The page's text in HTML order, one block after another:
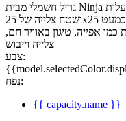
גריל חשמלי מבית Ninja הכולל ארבע עוצמות צלייה עד 265 מעלות
ושטח צלייה של 25x25 ס"מ. מאפשר לכם להכין על האש בבית כמעט
כמו אפייה, טיגון באוויר חם,
צלייה וייבוש
צבע:
נפח:
{{ capacity.name }}